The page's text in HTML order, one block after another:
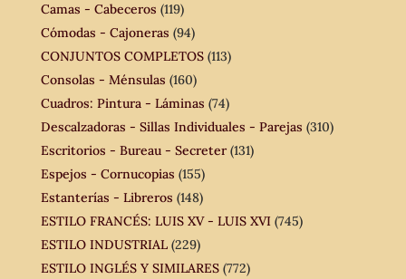
Camas - Cabeceros (119)
Cómodas - Cajoneras (94)
CONJUNTOS COMPLETOS (113)
Consolas - Ménsulas (160)
Cuadros: Pintura - Láminas (74)
Descalzadoras - Sillas Individuales - Parejas (310)
Escritorios - Bureau - Secreter (131)
Espejos - Cornucopias (155)
Estanterías - Libreros (148)
ESTILO FRANCÉS: LUIS XV - LUIS XVI (745)
ESTILO INDUSTRIAL (229)
ESTILO INGLÉS Y SIMILARES (772)